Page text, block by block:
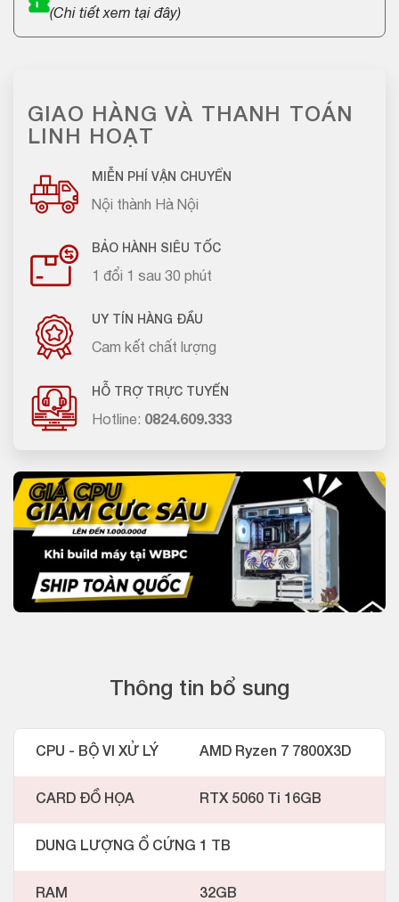
(Chi tiết xem tại đây)
GIAO HÀNG VÀ THANH TOÁN
LINH HOẠT
MIỄN PHÍ VẬN CHUYỂN
Nội thành Hà Nội
BẢO HÀNH SIÊU TỐC
1 đổi 1 sau 30 phút
UY TÍN HÀNG ĐẦU
Cam kết chất lượng
HỖ TRỢ TRỰC TUYẾN
Hotline: 0824.609.333
Thông tin bổ sung
CPU - BỘ VI XỬ LÝ AMD Ryzen 7 7800X3D
CARD ĐỒ HỌA RTX 5060 Ti 16GB
DUNG LƯỢNG Ổ CỨNG 1 TB
RAM 32GB